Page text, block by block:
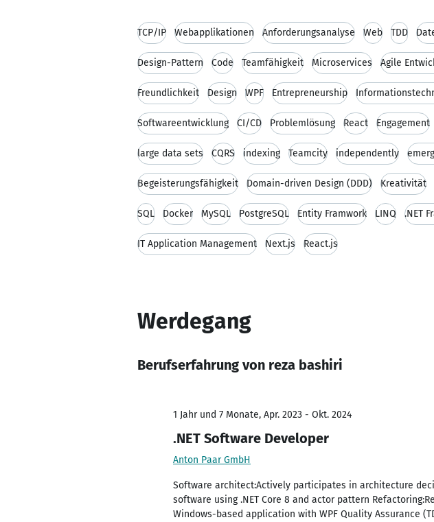
TCP/IP Webapplikationen Anforderungsanalyse Web TDD
Design-Pattern Code Teamfähigkeit Microservices Agile
Freundlichkeit Design WPF Entrepreneurship
Softwareentwicklung CI/CD Problemlösung React Engagement
large data sets CQRS indexing Teamcity independently
Begeisterungsfähigkeit Domain-driven Design (DDD) Kreativität
SQL Docker MySQL PostgreSQL Entity Framwork LINQ .NET
IT Application Management Next.js React.js
Werdegang
Berufserfahrung von reza bashiri
1 Jahr und 7 Monate, Apr. 2023 - Okt. 2024
.NET Software Developer
Anton Paar GmbH
Software architect:Actively participates in architecture
software using .NET Core 8 and actor pattern
Windows-based application with WPF Quality Assurance